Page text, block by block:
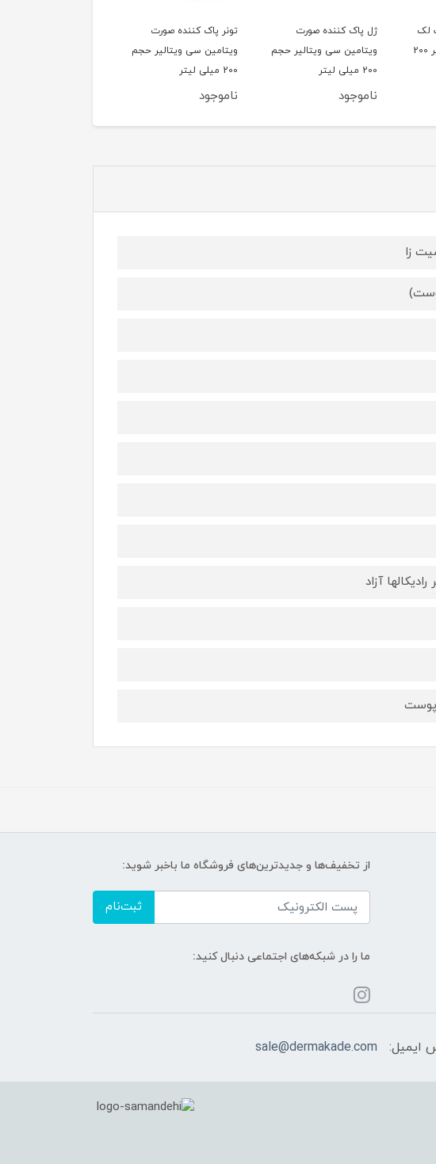
لک
دار وایت ویت ویتالیر 200
ژل پاک کننده صورت
ویتامین سی ویتالیر حجم
200 میلی لیتر
ناموجود
تونر پاک کننده صورت
ویتامین سی ویتالیر حجم
200 میلی لیتر
ناموجود
زا
آزاد
پوست
از تخفیف‌ها و جدیدترین‌های فروشگاه ما باخبر شوید:
ثبت‌نام
ما را در شبکه‌های اجتماعی دنبال کنید:
ایمیل: sale@dermakade.com